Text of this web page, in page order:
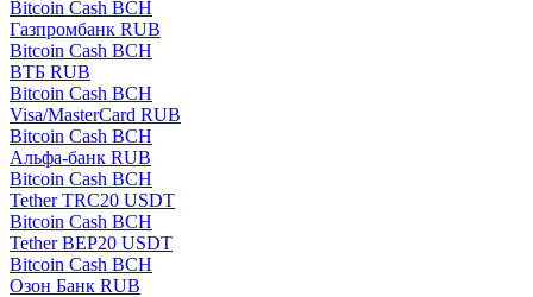
Bitcoin Cash BCH
Газпромбанк RUB
Bitcoin Cash BCH
ВТБ RUB
Bitcoin Cash BCH
Visa/MasterCard RUB
Bitcoin Cash BCH
Альфа-банк RUB
Bitcoin Cash BCH
Tether TRC20 USDT
Bitcoin Cash BCH
Tether BEP20 USDT
Bitcoin Cash BCH
Озон Банк RUB